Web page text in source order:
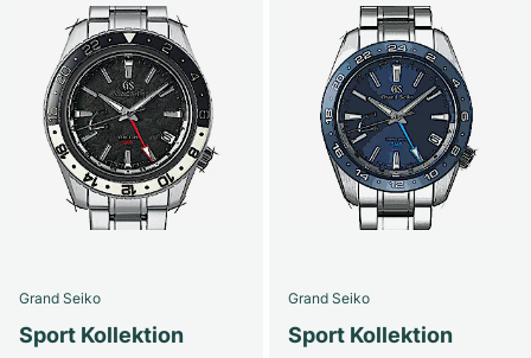
Grand Seiko
Sport Kollektion
Grand Seiko
Sport Kollektion